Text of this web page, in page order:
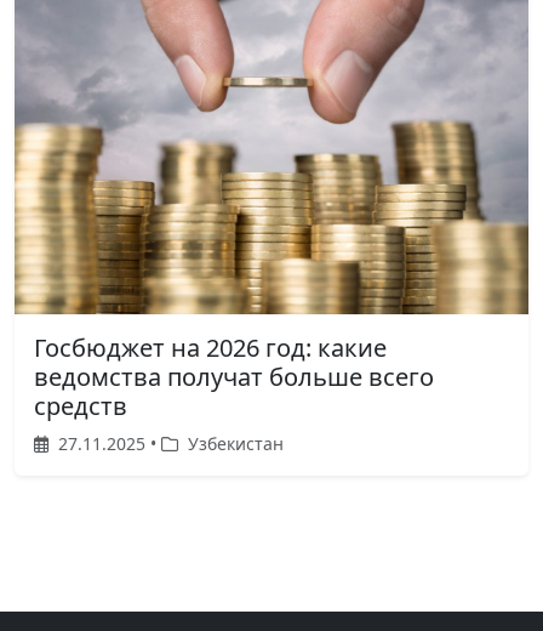
Госбюджет на 2026 год: какие
ведомства получат больше всего
средств
27.11.2025 • Узбекистан